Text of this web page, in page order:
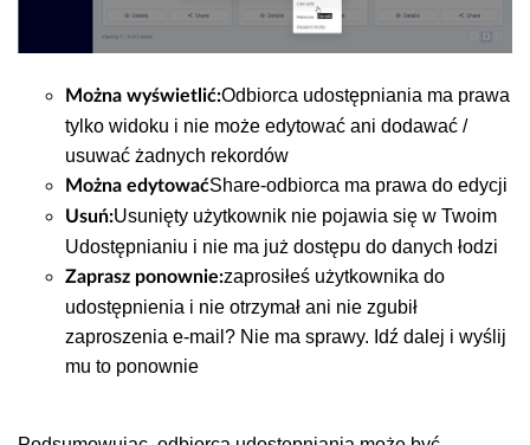
Można wyświetlić:Odbiorca udostępniania ma prawa
tylko widoku i nie może edytować ani dodawać /
usuwać żadnych rekordów
Można edytowaćShare-odbiorca ma prawa do edycji
Usuń:Usunięty użytkownik nie pojawia się w Twoim
Udostępnianiu i nie ma już dostępu do danych łodzi
Zaprasz ponownie:zaprosiłeś użytkownika do
udostępnienia i nie otrzymał ani nie zgubił
zaproszenia e-mail? Nie ma sprawy. Idź dalej i wyślij
mu to ponownie